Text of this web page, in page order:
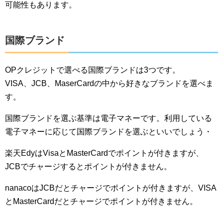
可能性もあります。
国際ブランド
OPクレジットで選べる国際ブランドは3つです。
VISA、JCB、MaserCardの中から好きなブランドを選べま
す。
国際ブランドを選ぶ基準は電子マネーです。利用している
電子マネーに応じて国際ブランドを選ぶといいでしょう・
楽天EdyはVisaとMasterCardでポイントが付きますが、
JCBでチャージするとポイントが付きません。
nanacoはJCBだとチャージでポイントが付きますが、VISA
とMasterCardだとチャージでポイントが付きません。